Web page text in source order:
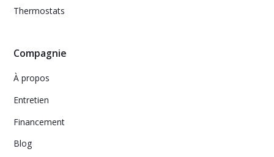
Thermostats
Compagnie
À propos
Entretien
Financement
Blog